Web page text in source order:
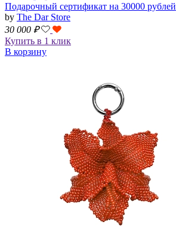
Подарочный сертификат на 30000 рублей
by The Dar Store
30 000 ₽
Купить в 1 клик
В корзину